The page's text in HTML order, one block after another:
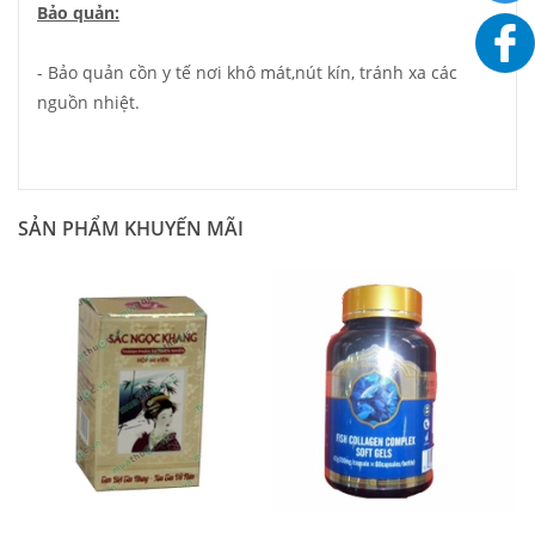
Bảo quản:
- Bảo quản cồn y tế nơi khô mát,nút kín, tránh xa các
nguồn nhiệt.
SẢN PHẨM KHUYẾN MÃI